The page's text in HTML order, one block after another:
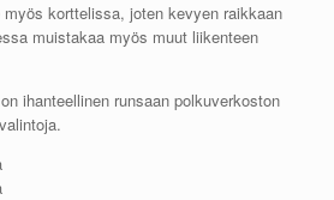
korttelissa, joten kevyen raikkaan
muistakaa myös muut liikenteen
ihanteellinen runsaan polkuverkoston